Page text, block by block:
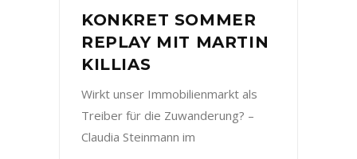
KONKRET SOMMER
REPLAY MIT MARTIN
KILLIAS
Wirkt unser Immobilienmarkt als
Treiber für die Zuwanderung? –
Claudia Steinmann im